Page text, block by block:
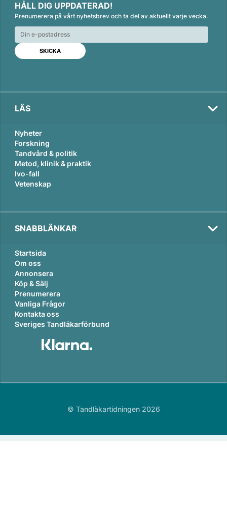
n
k
e
d
n
c
e
b
o
o
k
a
i
l
HÅLL DIG UPPDATERAD!
Prenumerera på vårt nyhetsbrev och ta del av aktuellt varje vecka.
LÄS
Nyheter
Forskning
Tandvård & politik
Metod, klinik & praktik
Ivo-fall
Vetenskap
SNABBLÄNKAR
Startsida
Om oss
Annonsera
Köp & Sälj
Prenumerera
Vanliga Frågor
Kontakta oss
Sveriges Tandläkarförbund
© Tandläkartidningen 2026